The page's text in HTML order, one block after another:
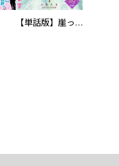
【単話版】崖っぷち令嬢ですが、意地と策略で幸せになります！シリーズ